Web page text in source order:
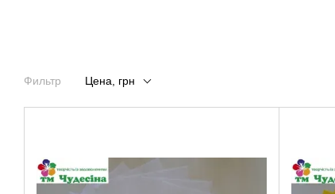
Фильтр Цена, грн